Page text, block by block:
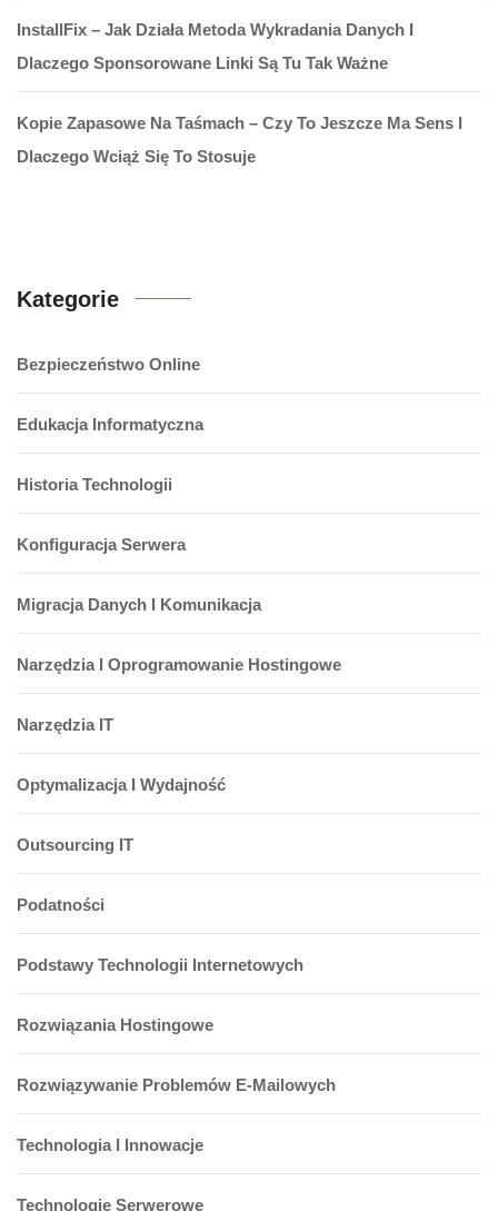
InstallFix – Jak Działa Metoda Wykradania Danych I
Dlaczego Sponsorowane Linki Są Tu Tak Ważne
Kopie Zapasowe Na Taśmach – Czy To Jeszcze Ma Sens I
Dlaczego Wciąż Się To Stosuje
Kategorie
Bezpieczeństwo Online
Edukacja Informatyczna
Historia Technologii
Konfiguracja Serwera
Migracja Danych I Komunikacja
Narzędzia I Oprogramowanie Hostingowe
Narzędzia IT
Optymalizacja I Wydajność
Outsourcing IT
Podatności
Podstawy Technologii Internetowych
Rozwiązania Hostingowe
Rozwiązywanie Problemów E-Mailowych
Technologia I Innowacje
Technologie Serwerowe